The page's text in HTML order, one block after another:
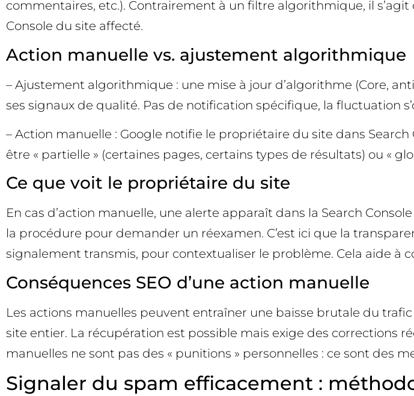
commentaires, etc.). Contrairement à un filtre algorithmique, il
Console du site affecté.
Action manuelle vs. ajustement algorithmique
– Ajustement algorithmique : une mise à jour d’algorithme (Core,
ses signaux de qualité. Pas de notification spécifique, la fluctuation
– Action manuelle : Google notifie le propriétaire du site dans
être « partielle » (certaines pages, certains types de résultats) ou «
Ce que voit le propriétaire du site
En cas d’action manuelle, une alerte apparaît dans la Search
la procédure pour demander un réexamen. C’est ici que la
signalement transmis, pour contextualiser le problème. Cela aide à
Conséquences SEO d’une action manuelle
Les actions manuelles peuvent entraîner une baisse brutale du
site entier. La récupération est possible mais exige des corrections
manuelles ne sont pas des « punitions » personnelles : ce sont des
Signaler du spam efficacement :